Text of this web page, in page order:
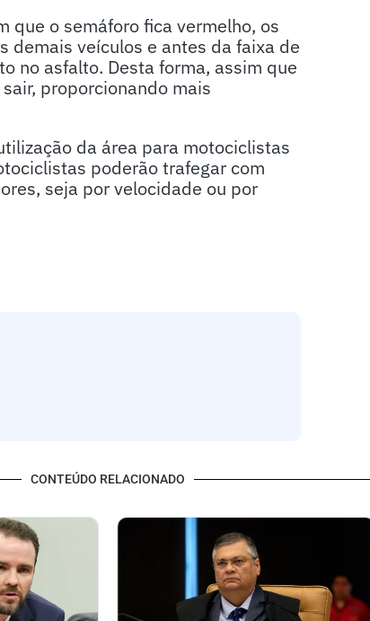
que o semáforo fica vermelho, os
demais veículos e antes da faixa de
no asfalto. Desta forma, assim que
proporcionando mais
da área para motociclistas
poderão trafegar com
seja por velocidade ou por
CONTEÚDO RELACIONADO